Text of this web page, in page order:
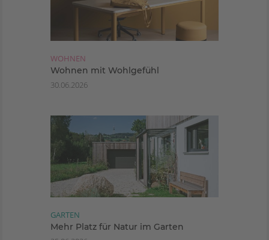
WOHNEN
Wohnen mit Wohlgefühl
30.06.2026
GARTEN
Mehr Platz für Natur im Garten